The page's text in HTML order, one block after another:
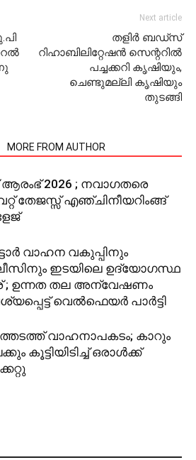
Next article
തളിര്‍ ബഡ്‌സ്
റിഹാബിലിറ്റേഷന്‍ സെന്ററില്‍
പച്ചക്കറി കൃഷിയും,
ചെണ്ടുമല്ലി കൃഷിയും
തുടങ്ങി
MORE FROM AUTHOR
2026 ; നവാഗതരെ
തേജസ്സ് എഞ്ചിനീയറിംങ്ങ്
വാഹന വകുപ്പിനും
ഇടയിലെ ഉദ്യോഗസ്ഥ
; ഉന്നത തല അന്വേഷണം
വെല്‍ഫെയര്‍ പാര്‍ട്ടി
വാഹനാപകടം; കാറും
കൂട്ടിയിടിച്ച് ഒരാള്‍ക്ക്